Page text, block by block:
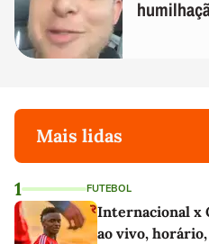
Mais lidas
1 FUTEBOL
Internacional x
ao vivo,